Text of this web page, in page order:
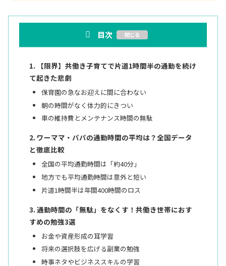
目次
【限界】共働き子育てで片道1時間半の通勤を続け
て起きた悲劇
保育園の急なお迎えに間に合わない
朝の時間がなく体力的にきつい
車の維持費とメンテナンス時間の無駄
ワーママ・パパの通勤時間の平均は？全国データ
と徹底比較
全国の平均通勤時間は「約40分」
地方でも平均通勤時間は意外と短い
片道1時間半は年間400時間のロス
通勤時間の「無駄」をなくす！共働き世帯におす
すめの勉強3選
お金や資産形成の耳学習
将来の選択肢を広げる副業の勉強
時事ネタやビジネススキルの学習